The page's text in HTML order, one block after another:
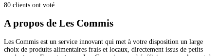
80 clients ont voté
A propos de Les Commis
Les Commis est un service innovant qui met à votre disposition un large
choix de produits alimentaires frais et locaux, directement issus de petits